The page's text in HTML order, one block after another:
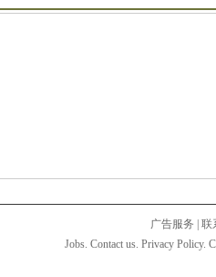
广告服务
联
Jobs. Contact us. Privacy Policy.